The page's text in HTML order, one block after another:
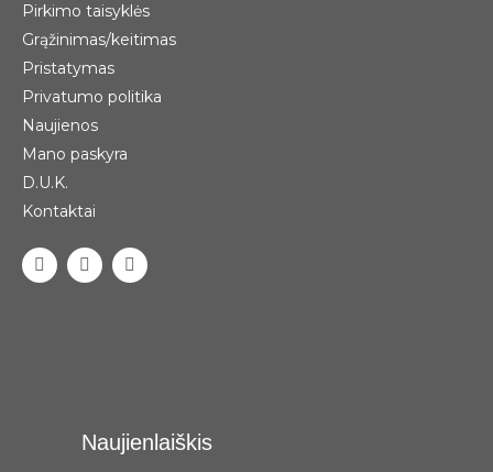
Pirkimo taisyklės
Grąžinimas/keitimas
Pristatymas
Privatumo politika
Naujienos
Mano paskyra
D.U.K.
Kontaktai